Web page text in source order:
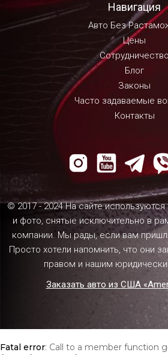
Навигация
Авто Без
Цены
Сотрудничество
Блог
Законы
Часто задаваемые
Контакты
© 2017 - 2024 На сайте
и фото, снятые исключительно в
компании. Мы рады, если вам
Просто хотели напомнить, что они
правом и нашим
Заказать авто из США
Fatal error: Call to a member function